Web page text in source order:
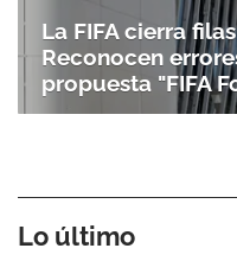
La FIFA cierra
Reconocen
propuesta "FIFA
Lo último